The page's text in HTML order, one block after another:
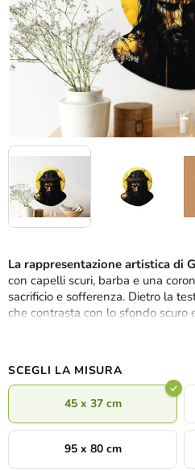
La rappresentazione artistica di
con capelli scuri, barba e una
sacrificio e sofferenza. Dietro la
che contrasta con lo sfondo scuro
sua forza spirituale e la sua
sull'espressione del volto,
SCEGLI LA MISURA
45 x 37 cm
95 x 80 cm